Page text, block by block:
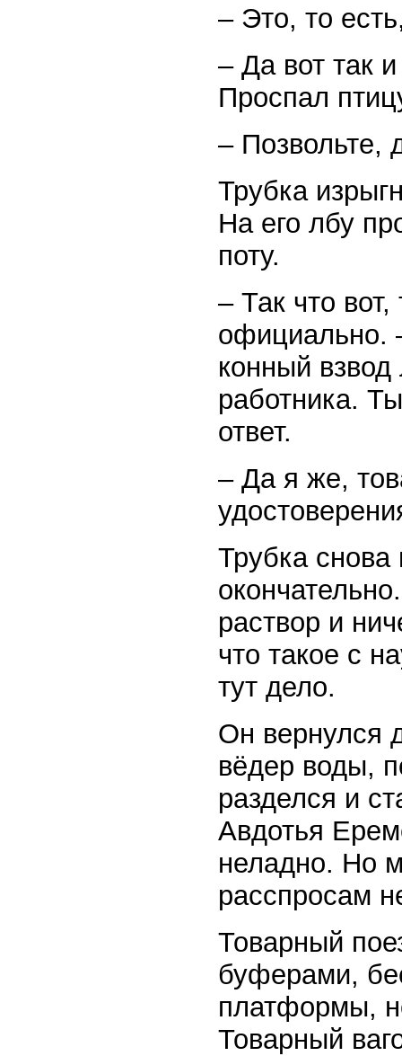
– Это, то
– Да вот так
Проспал
– Позвольте,
Трубка
На его лбу
поту.
– Так что
официально.
конный взвод
работника.
ответ.
– Да я же,
Трубка снова
раствор и
что такое с
тут дело.
Он вернулся
вёдер воды,
разделся и
Авдотья
неладно. Но
расспросам
Товарный
буферами,
платформы,
Товарный